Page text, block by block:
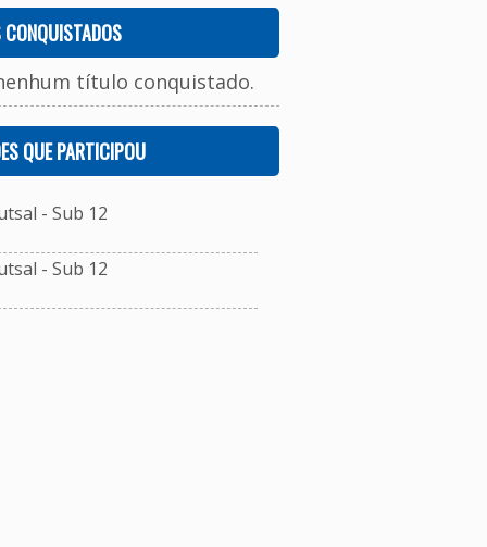
título conquistado.
QUE PARTICIPOU
- Sub 12
- Sub 12